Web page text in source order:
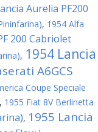
Aurelia PF200
, 1954 Alfa
200 Cabriolet
, 1954 Lancia
A6GCS
Coupe Speciale
, 1955 Fiat 8V Berlinetta
, 1955 Lancia